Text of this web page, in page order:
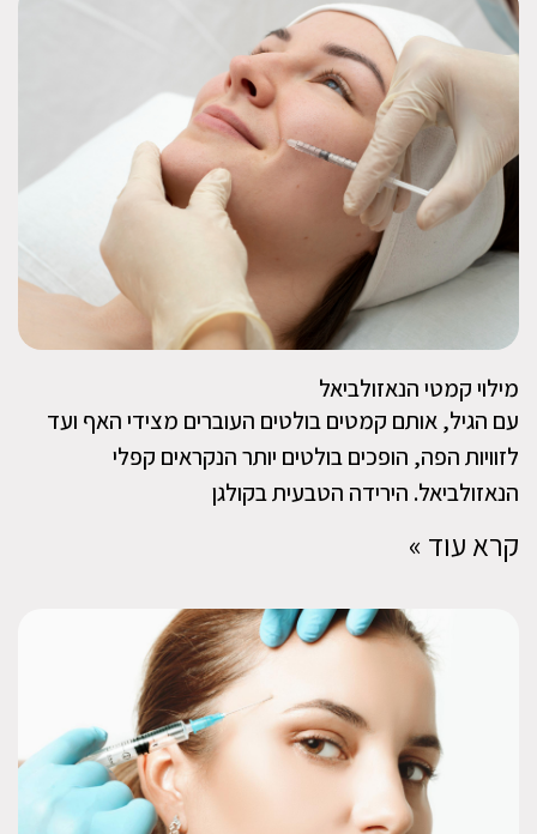
מילוי קמטי הנאזולביאל
עם הגיל, אותם קמטים בולטים העוברים מצידי האף ועד
לזוויות הפה, הופכים בולטים יותר הנקראים קפלי
הנאזולביאל. הירידה הטבעית בקולגן
קרא עוד »